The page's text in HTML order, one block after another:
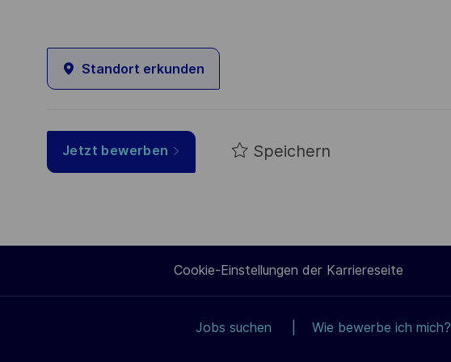
Standort erkunden
Jetzt bewerben Speichern
Cookie-Einstellungen der Karriereseite
Jobs suchen Wie bewerbe ich mich?